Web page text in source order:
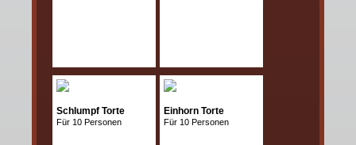
Schlumpf Torte
Für 10 Personen
Einhorn Torte
Für 10 Personen